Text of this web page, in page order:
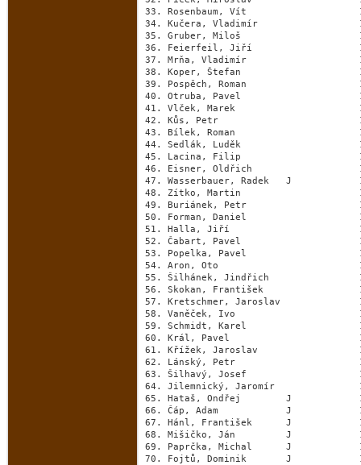
33. Rosenbaum, Vít
34. Kučera, Vladimír
35. Gruber, Miloš                     1966
36. Feierfeil, Jiří
37. Mrňa, Vladimír
38. Koper, Štefan
39. Pospěch, Roman
40. Otruba, Pavel
41. Vlček, Marek
42. Kůs, Petr
43. Bílek, Roman
44. Sedlák, Luděk
45. Lacina, Filip
46. Eisner, Oldřich
47. Wasserbauer, Radek   J
48. Zítko, Martin
49. Buriánek, Petr                    1828
50. Forman, Daniel
51. Halla, Jiří
52. Čabart, Pavel
53. Popelka, Pavel
54. Aron, Oto
55. Šilhánek, Jindřich
56. Skokan, František
57. Kretschmer, Jaroslav
58. Vaněček, Ivo
59. Schmidt, Karel
60. Král, Pavel
61. Křížek, Jaroslav
62. Lánský, Petr                      1683
63. Šilhavý, Josef
64. Jilemnický, Jaromír
65. Hataš, Ondřej        J
66. Čáp, Adam            J
67. Hánl, František      J
68. Mišičko, Ján         J
69. Paprčka, Michal      J
70. Fojtů, Dominik       J